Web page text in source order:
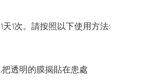
天1次。請按照以下使用方法:
透明的膜揭貼在患處